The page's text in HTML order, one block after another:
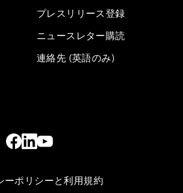
プレスリリース登録
ニュースレター購読
連絡先 (英語のみ)
ーポリシーと利用規約